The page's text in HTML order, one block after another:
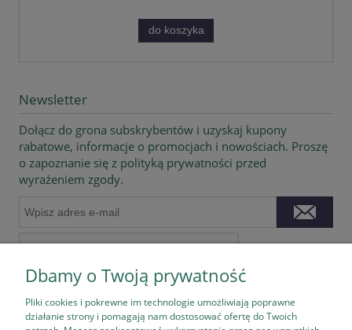
do koszyka
Newsletter
Dołącz do grona subskrybentów i uzyskaj kupony
rabatowe, informacje o promocjach i nowościach. Proszę
o zapoznanie się z polityką prywatności przed
wyrażeniem zgody.
Dbamy o Twoją prywatność
Pliki cookies i pokrewne im technologie umożliwiają poprawne
działanie strony i pomagają nam dostosować ofertę do Twoich